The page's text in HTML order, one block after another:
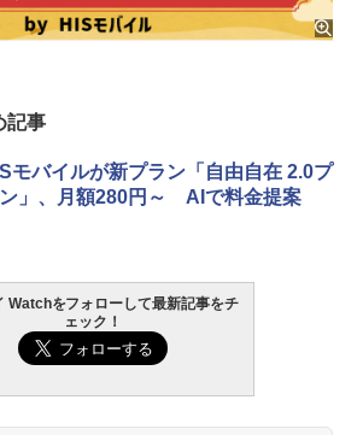
記事
モバイルが新プラン「自由自在 2.0プ
」、月額280円～ AIで料金提案
Watchをフォローして最新記事をチ
ェック！